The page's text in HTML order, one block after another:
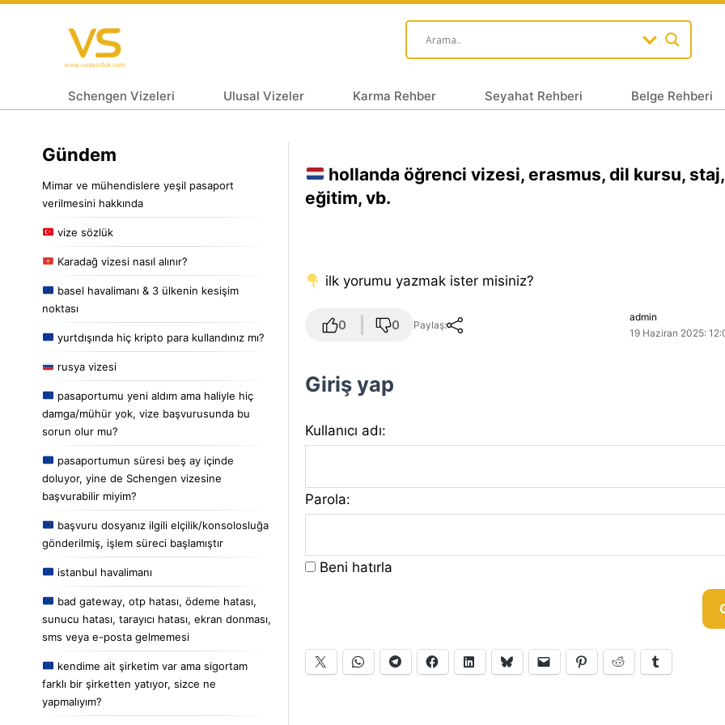
Schengen Vizeleri Ulusal Vizeler Karma Rehber Seyahat Rehberi Belge Rehberi
Gündem
Mimar ve mühendislere yeşil pasaport
verilmesini hakkında
vize sözlük
Karadağ vizesi nasıl alınır?
basel havalimanı & 3 ülkenin kesişim
noktası
yurtdışında hiç kripto para kullandınız mı?
rusya vizesi
pasaportumu yeni aldım ama haliyle hiç
damga/mühür yok, vize başvurusunda bu
sorun olur mu?
pasaportumun süresi beş ay içinde
doluyor, yine de Schengen vizesine
başvurabilir miyim?
başvuru dosyanız ilgili elçilik/konsolosluğa
gönderilmiş, işlem süreci başlamıştır
istanbul havalimanı
bad gateway, otp hatası, ödeme hatası,
sunucu hatası, tarayıcı hatası, ekran donması,
sms veya e-posta gelmemesi
kendime ait şirketim var ama sigortam
farklı bir şirketten yatıyor, sizce ne
yapmalıyım?
hollanda öğrenci vizesi, erasmus, dil kursu,
eğitim, vb.
i̇lk yorumu yazmak ister misiniz?
0 0 Paylaş:
admin
19 Haziran 2025:
Giriş yap
Kullanıcı adı:
Parola:
Beni hatırla